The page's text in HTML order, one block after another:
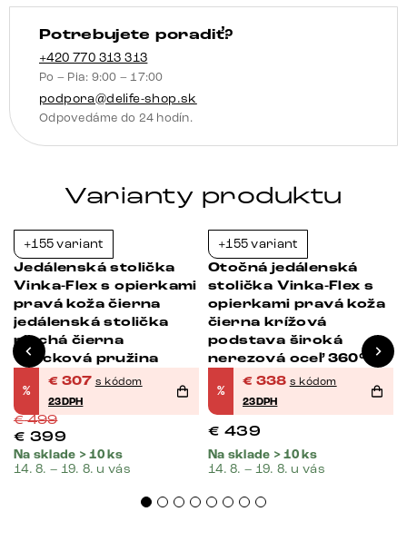
zúžená
čierna
otočný
o
180°
vrecková
pružina
Potrebujete poradiť?
+420 770 313 313
Po – Pia: 9:00 – 17:00
podpora@delife-shop.sk
Odpovedáme do 24 hodín.
Varianty produktu
+155 variant
Jedálenská stolička
Vinka-Flex s opierkami
pravá koža čierna
jedálenská stolička
plochá čierna
vrecková pružina
%
€ 307 s kódom
23DPH
€499
€ 399
Na sklade > 10 ks
14. 8. – 19. 8. u vás
+155 variant
Otočná jedálenská
stolička Vinka-Flex s
opierkami pravá koža
čierna krížová
podstava široká
nerezová oceľ 360°
otočná vrecková
pružina
%
€ 338 s kódom
23DPH
€ 439
Na sklade > 10 ks
14. 8. – 19. 8. u vás